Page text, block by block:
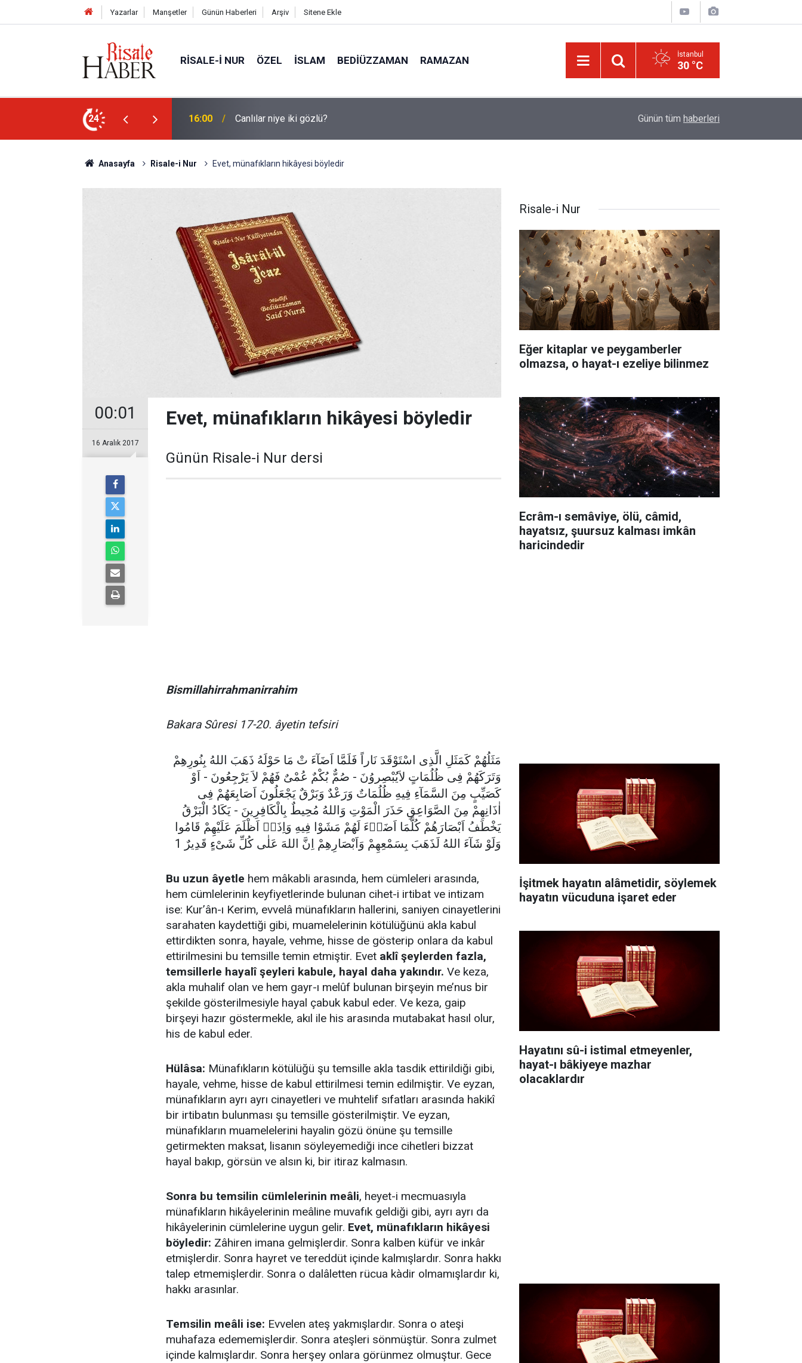
Yazarlar Manşetler Günün Haberleri Arşiv Sitene Ekle
RISALE-I NUR ÖZEL İSLAM BEDIÜZZAMAN RAMAZAN İstanbul
30 °C
24 15:35 Sosyal medya, derslerde başarısızlığa yol açıyor Günün tüm haberleri
Anasayfa Risale-i Nur Evet, münafıkların hikâyesi böyledir
00:01
16 Aralık 2017
Evet, münafıkların hikâyesi böyledir
Günün Risale-i Nur dersi
Bismillahirrahmanirrahim
Bakara Sûresi 17-20. âyetin tefsiri
مَثَلُهُمْ كَمَثَلِ الَّذِى اسْتَوْقَدَ نَاراً فَلَمَّا اَضَآءَ تْ مَا حَوْلَهُ ذَهَبَ اللهُ بِنُورِهِمْ
وَتَرَكَهُمْ فِى ظُلُمَاتٍ لاَيُبْصِروُنَ - صُمٌّ بُكْمٌ عُمْىٌ فَهُمْ لاَ يَرْجِعُونَ - اَوْ
كَصَيِّبٍ مِنَ السَّمَآءِ فِيهِ ظُلُمَاتٌ وَرَعْدٌ وَبَرْقٌ يَجْعَلُونَ اَصَابِعَهُمْ فِى
اٰذَانِهِمْ مِنَ الصَّوَاعِقِ حَذَرَ الْمَوْتِ وَاللهُ مُحِيطٌ بِالْكَافِرِينَ - يَكَادُ الْبَرْقُ
يَخْطَفُ اَبْصَارَهُمْ كُلَّمَا اَضَاۤءَ لَهُمْ مَشَوْا فِيهِ وَاِذَاۤ اَظْلَمَ عَلَيْهِمْ قَامُوا
وَلَوْ شَآءَ اللهُ لَذَهَبَ بِسَمْعِهِمْ وَاَبْصَارِهِمْ اِنَّ اللهَ عَلٰى كُلِّ شَىْءٍ قَدِيرٌ 1
Bu uzun âyetle hem mâkabli arasında, hem cümleleri arasında,
hem cümlelerinin keyfiyetlerinde bulunan cihet-i irtibat ve intizam
ise: Kur’ân-ı Kerim, evvelâ münafıkların hallerini, saniyen cinayetlerini
sarahaten kaydettiği gibi, muamelelerinin kötülüğünü akla kabul
ettirdikten sonra, hayale, vehme, hisse de gösterip onlara da kabul
ettirilmesini bu temsille temin etmiştir. Evet aklî şeylerden fazla,
temsillerle hayalî şeyleri kabule, hayal daha yakındır. Ve keza,
akla muhalif olan ve hem gayr-ı melûf bulunan birşeyin me’nus bir
şekilde gösterilmesiyle hayal çabuk kabul eder. Ve keza, gaip
birşeyi hazır göstermekle, akıl ile his arasında mutabakat hasıl olur,
his de kabul eder.
Hülâsa: Münafıkların kötülüğü şu temsille akla tasdik ettirildiği gibi,
hayale, vehme, hisse de kabul ettirilmesi temin edilmiştir. Ve eyzan,
münafıkların ayrı ayrı cinayetleri ve muhtelif sıfatları arasında hakikî
bir irtibatın bulunması şu temsille gösterilmiştir. Ve eyzan,
münafıkların muamelelerini hayalin gözü önüne şu temsille
getirmekten maksat, lisanın söyleyemediği ince cihetleri bizzat
hayal bakıp, görsün ve alsın ki, bir itiraz kalmasın.
Sonra bu temsilin cümlelerinin meâli, heyet-i mecmuasıyla
münafıkların hikâyelerinin meâline muvafık geldiği gibi, ayrı ayrı da
hikâyelerinin cümlelerine uygun gelir. Evet, münafıkların hikâyesi
böyledir: Zâhiren imana gelmişlerdir. Sonra kalben küfür ve inkâr
etmişlerdir. Sonra hayret ve tereddüt içinde kalmışlardır. Sonra hakkı
talep etmemişlerdir. Sonra o dalâletten rücua kàdir olmamışlardır ki,
hakkı arasınlar.
Temsilin meâli ise: Evvelen ateş yakmışlardır. Sonra o ateşi
muhafaza edememişlerdir. Sonra ateşleri sönmüştür. Sonra zulmet
içinde kalmışlardır. Sonra herşey onlara görünmez olmuştur. Gece
Risale-i Nur
Eğer kitaplar ve peygamberler
olmazsa, o hayat-ı ezeliye bilinmez
Ecrâm-ı semâviye, ölü, câmid,
hayatsız, şuursuz kalması imkân
haricindedir
İşitmek hayatın alâmetidir, söylemek
hayatın vücuduna işaret eder
Hayatını sû-i istimal etmeyenler,
hayat-ı bâkiyeye mazhar
olacaklardır